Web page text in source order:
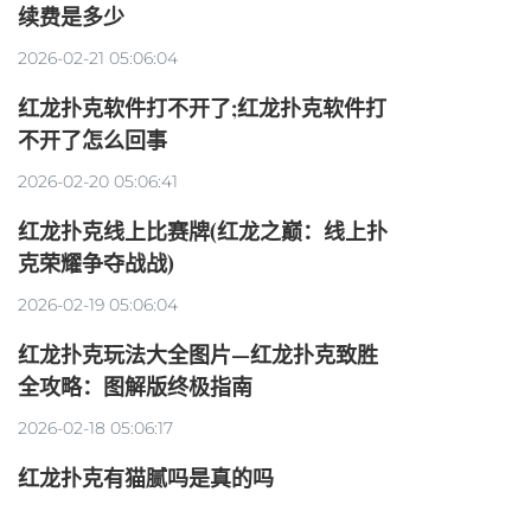
续费是多少
2026-02-21 05:06:04
红龙扑克软件打不开了;红龙扑克软件打
不开了怎么回事
2026-02-20 05:06:41
红龙扑克线上比赛牌(红龙之巅：线上扑
克荣耀争夺战战)
2026-02-19 05:06:04
红龙扑克玩法大全图片—红龙扑克致胜
全攻略：图解版终极指南
2026-02-18 05:06:17
红龙扑克有猫腻吗是真的吗